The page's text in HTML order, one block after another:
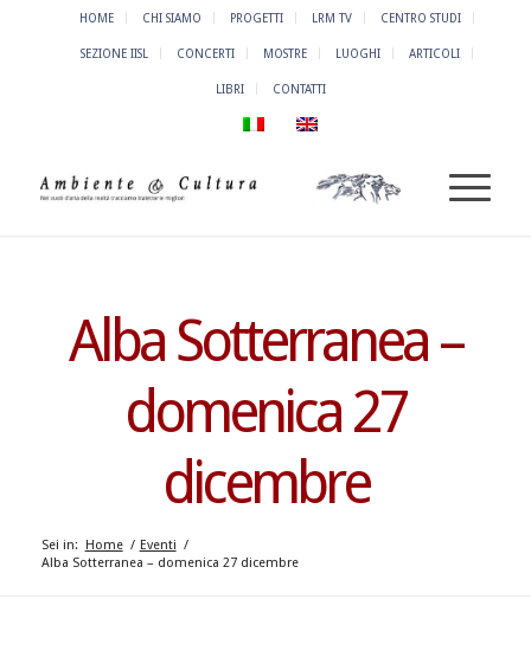
HOME CHI SIAMO PROGETTI LRM TV CENTRO STUDI
SEZIONE IISL CONCERTI MOSTRE LUOGHI ARTICOLI
LIBRI CONTATTI
Alba Sotterranea –
domenica 27
dicembre
Sei in: Home / Eventi /
Alba Sotterranea – domenica 27 dicembre